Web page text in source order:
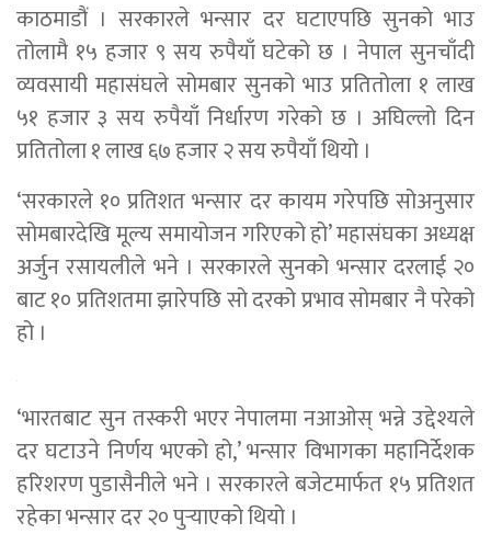
काठमाडौं । सरकारले भन्सार दर घटाएपछि सुनको भाउ
तोलामै १५ हजार ९ सय रुपैयाँ घटेको छ । नेपाल सुनचाँदी
व्यवसायी महासंघले सोमबार सुनको भाउ प्रतितोला १ लाख
५१ हजार ३ सय रुपैयाँ निर्धारण गरेको छ । अघिल्लो दिन
प्रतितोला १ लाख ६७ हजार २ सय रुपैयाँ थियो ।
‘सरकारले १० प्रतिशत भन्सार दर कायम गरेपछि सोअनुसार
सोमबारदेखि मूल्य समायोजन गरिएको हो’ महासंघका अध्यक्ष
अर्जुन रसायलीले भने । सरकारले सुनको भन्सार दरलाई २०
बाट १० प्रतिशतमा झारेपछि सो दरको प्रभाव सोमबार नै परेको
हो ।
‘भारतबाट सुन तस्करी भएर नेपालमा नआओस् भन्ने उद्देश्यले
दर घटाउने निर्णय भएको हो,’ भन्सार विभागका महानिर्देशक
हरिशरण पुडासैनीले भने । सरकारले बजेटमार्फत १५ प्रतिशत
रहेका भन्सार दर २० पुर्‍याएको थियो ।